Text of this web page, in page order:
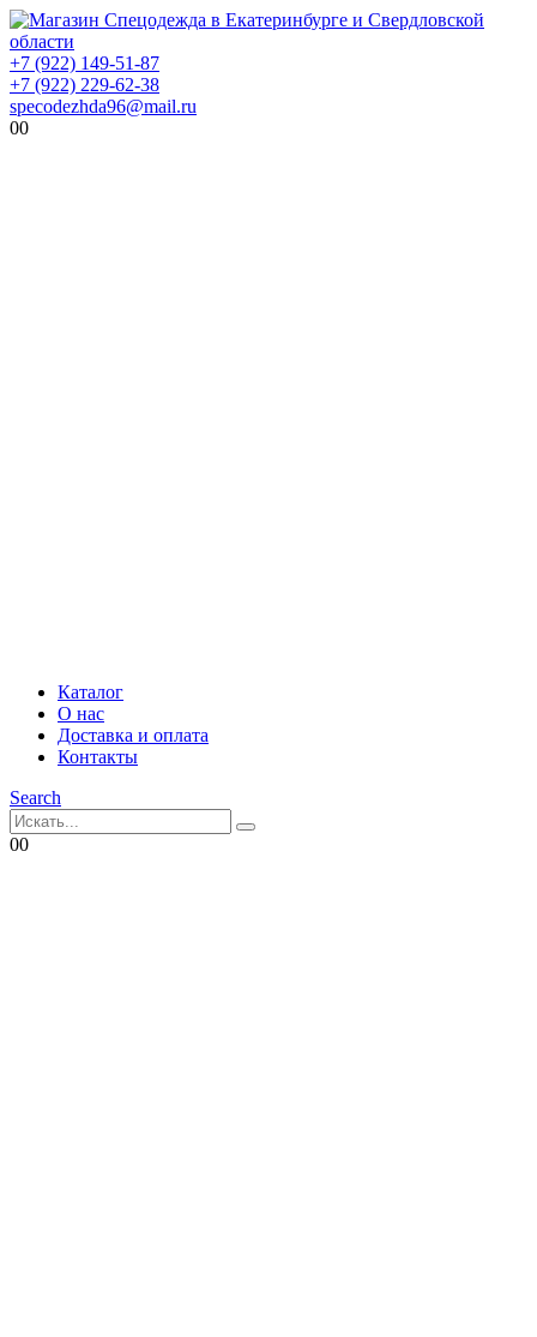
+7 (922) 149-51-87
+7 (922) 229-62-38
specodezhda96@mail.ru
00
Каталог
О нас
Доставка и оплата
Контакты
Search
00